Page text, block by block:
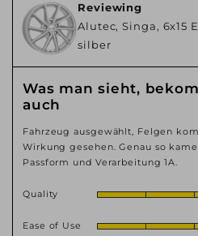
Reviewing
Alutec, Singa, 6x15
silber
Was man sieht,
auch
Fahrzeug ausgewählt, Felgen
Wirkung gesehen. Genau so
Passform und Verarbeitung 1A.
Quality
Ease of Use